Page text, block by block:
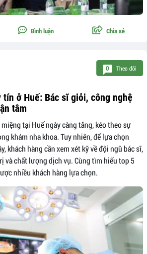
Bình luận Chia sẻ
0 Theo dõi
tín ở Huế: Bác sĩ giỏi, công nghệ
tâm
tại Huế ngày càng tăng, kéo theo sự
khám nha khoa. Tuy nhiên, để lựa chọn
khách hàng cần xem xét kỹ về đội ngũ bác sĩ,
và chất lượng dịch vụ. Cùng tìm hiểu top 5
nhiều khách hàng lựa chọn.